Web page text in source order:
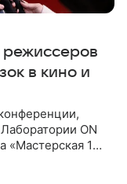
режиссеров
в кино и
ON
«Мастерская 12